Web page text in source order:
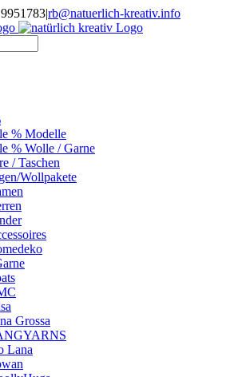
|rb@natuerlich-kreativ.info
% Modelle
% Wolle / Garne
/ Taschen
Wollpakete
Grossa
Lana